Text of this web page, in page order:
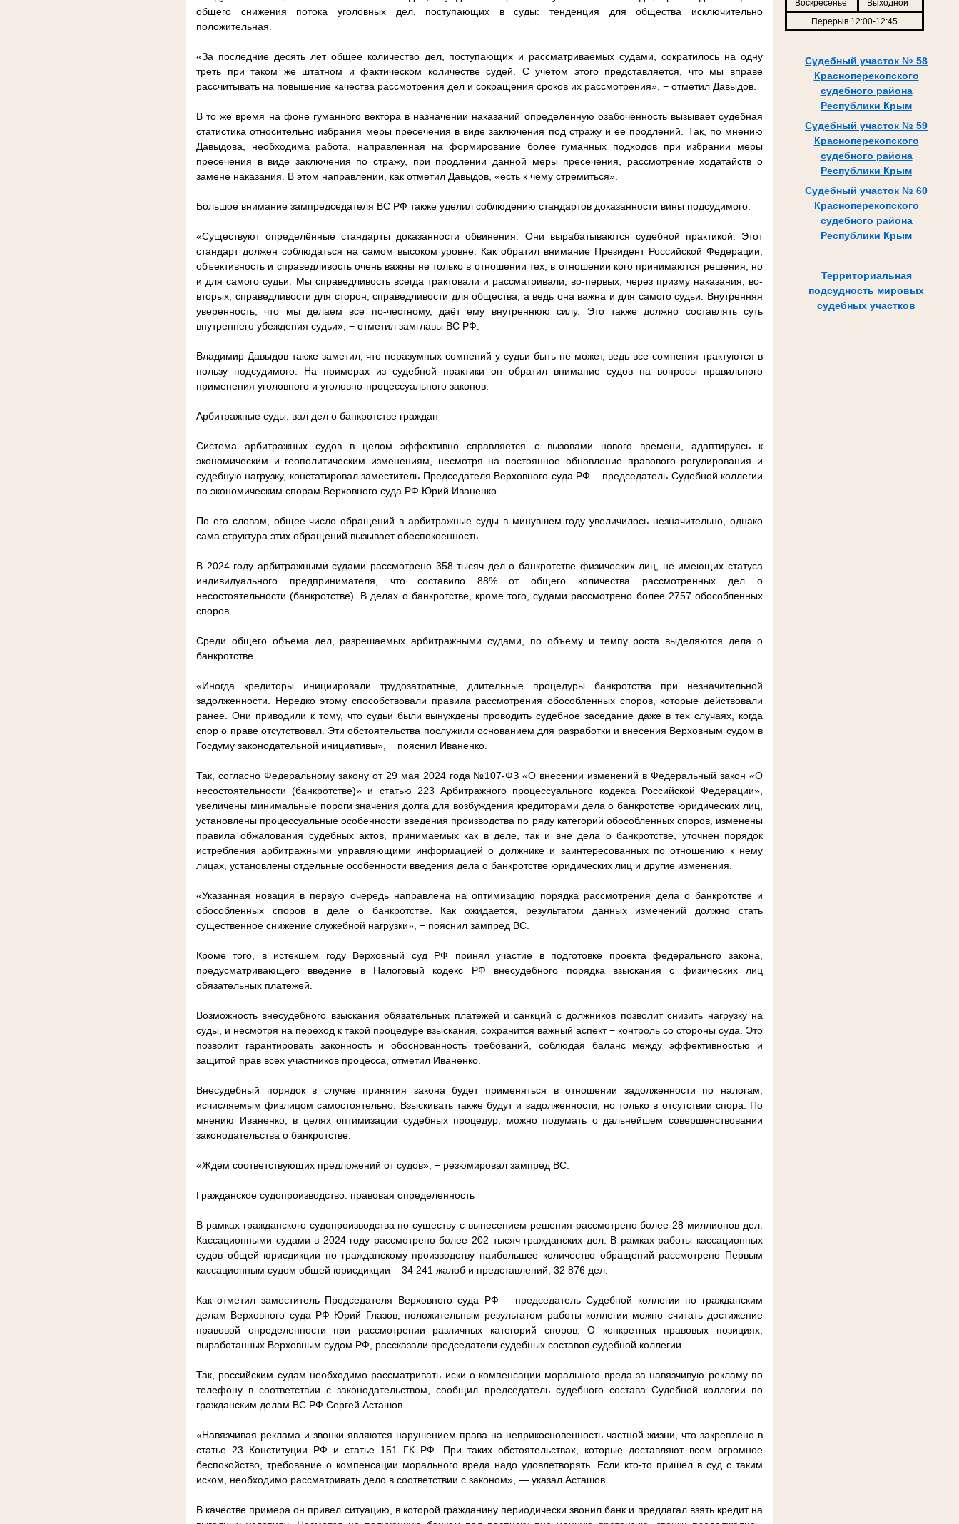
Воскресенье
Выходной
Перерыв 12:00-12:45
Судебный участок № 58
Красноперекопского
судебного района
Республики Крым
Судебный участок № 59
Красноперекопского
судебного района
Республики Крым
Судебный участок № 60
Красноперекопского
судебного района
Республики Крым
Территориальная
подсудность мировых
судебных участков
общего снижения потока уголовных дел, поступающих в суды: тенденция для общества исключительно
положительная.
«За последние десять лет общее количество дел, поступающих и рассматриваемых судами, сократилось на одну
треть при таком же штатном и фактическом количестве судей. С учетом этого представляется, что мы вправе
рассчитывать на повышение качества рассмотрения дел и сокращения сроков их рассмотрения», − отметил Давыдов.
В то же время на фоне гуманного вектора в назначении наказаний определенную озабоченность вызывает судебная
статистика относительно избрания меры пресечения в виде заключения под стражу и ее продлений. Так, по мнению
Давыдова, необходима работа, направленная на формирование более гуманных подходов при избрании меры
пресечения в виде заключения по стражу, при продлении данной меры пресечения, рассмотрение ходатайств о
замене наказания. В этом направлении, как отметил Давыдов, «есть к чему стремиться».
Большое внимание зампредседателя ВС РФ также уделил соблюдению стандартов доказанности вины подсудимого.
«Существуют определённые стандарты доказанности обвинения. Они вырабатываются судебной практикой. Этот
стандарт должен соблюдаться на самом высоком уровне. Как обратил внимание Президент Российской Федерации,
объективность и справедливость очень важны не только в отношении тех, в отношении кого принимаются решения, но
и для самого судьи. Мы справедливость всегда трактовали и рассматривали, во-первых, через призму наказания, во-
вторых, справедливости для сторон, справедливости для общества, а ведь она важна и для самого судьи. Внутренняя
уверенность, что мы делаем все по-честному, даёт ему внутреннюю силу. Это также должно составлять суть
внутреннего убеждения судьи», − отметил замглавы ВС РФ.
Владимир Давыдов также заметил, что неразумных сомнений у судьи быть не может, ведь все сомнения трактуются в
пользу подсудимого. На примерах из судебной практики он обратил внимание судов на вопросы правильного
применения уголовного и уголовно-процессуального законов.
Арбитражные суды: вал дел о банкротстве граждан
Система арбитражных судов в целом эффективно справляется с вызовами нового времени, адаптируясь к
экономическим и геополитическим изменениям, несмотря на постоянное обновление правового регулирования и
судебную нагрузку, констатировал заместитель Председателя Верховного суда РФ – председатель Судебной коллегии
по экономическим спорам Верховного суда РФ Юрий Иваненко.
По его словам, общее число обращений в арбитражные суды в минувшем году увеличилось незначительно, однако
сама структура этих обращений вызывает обеспокоенность.
В 2024 году арбитражными судами рассмотрено 358 тысяч дел о банкротстве физических лиц, не имеющих статуса
индивидуального предпринимателя, что составило 88% от общего количества рассмотренных дел о
несостоятельности (банкротстве). В делах о банкротстве, кроме того, судами рассмотрено более 2757 обособленных
споров.
Среди общего объема дел, разрешаемых арбитражными судами, по объему и темпу роста выделяются дела о
банкротстве.
«Иногда кредиторы инициировали трудозатратные, длительные процедуры банкротства при незначительной
задолженности. Нередко этому способствовали правила рассмотрения обособленных споров, которые действовали
ранее. Они приводили к тому, что судьи были вынуждены проводить судебное заседание даже в тех случаях, когда
спор о праве отсутствовал. Эти обстоятельства послужили основанием для разработки и внесения Верховным судом в
Госдуму законодательной инициативы», − пояснил Иваненко.
Так, согласно Федеральному закону от 29 мая 2024 года №107-ФЗ «О внесении изменений в Федеральный закон «О
несостоятельности (банкротстве)» и статью 223 Арбитражного процессуального кодекса Российской Федерации»,
увеличены минимальные пороги значения долга для возбуждения кредиторами дела о банкротстве юридических лиц,
установлены процессуальные особенности введения производства по ряду категорий обособленных споров, изменены
правила обжалования судебных актов, принимаемых как в деле, так и вне дела о банкротстве, уточнен порядок
истребления арбитражными управляющими информацией о должнике и заинтересованных по отношению к нему
лицах, установлены отдельные особенности введения дела о банкротстве юридических лиц и другие изменения.
«Указанная новация в первую очередь направлена на оптимизацию порядка рассмотрения дела о банкротстве и
обособленных споров в деле о банкротстве. Как ожидается, результатом данных изменений должно стать
существенное снижение служебной нагрузки», − пояснил зампред ВС.
Кроме того, в истекшем году Верховный суд РФ принял участие в подготовке проекта федерального закона,
предусматривающего введение в Налоговый кодекс РФ внесудебного порядка взыскания с физических лиц
обязательных платежей.
Возможность внесудебного взыскания обязательных платежей и санкций с должников позволит снизить нагрузку на
суды, и несмотря на переход к такой процедуре взыскания, сохранится важный аспект − контроль со стороны суда. Это
позволит гарантировать законность и обоснованность требований, соблюдая баланс между эффективностью и
защитой прав всех участников процесса, отметил Иваненко.
Внесудебный порядок в случае принятия закона будет применяться в отношении задолженности по налогам,
исчисляемым физлицом самостоятельно. Взыскивать также будут и задолженности, но только в отсутствии спора. По
мнению Иваненко, в целях оптимизации судебных процедур, можно подумать о дальнейшем совершенствовании
законодательства о банкротстве.
«Ждем соответствующих предложений от судов», − резюмировал зампред ВС.
Гражданское судопроизводство: правовая определенность
В рамках гражданского судопроизводства по существу с вынесением решения рассмотрено более 28 миллионов дел.
Кассационными судами в 2024 году рассмотрено более 202 тысяч гражданских дел. В рамках работы кассационных
судов общей юрисдикции по гражданскому производству наибольшее количество обращений рассмотрено Первым
кассационным судом общей юрисдикции – 34 241 жалоб и представлений, 32 876 дел.
Как отметил заместитель Председателя Верховного суда РФ – председатель Судебной коллегии по гражданским
делам Верховного суда РФ Юрий Глазов, положительным результатом работы коллегии можно считать достижение
правовой определенности при рассмотрении различных категорий споров. О конкретных правовых позициях,
выработанных Верховным судом РФ, рассказали председатели судебных составов судебной коллегии.
Так, российским судам необходимо рассматривать иски о компенсации морального вреда за навязчивую рекламу по
телефону в соответствии с законодательством, сообщил председатель судебного состава Судебной коллегии по
гражданским делам ВС РФ Сергей Асташов.
«Навязчивая реклама и звонки являются нарушением права на неприкосновенность частной жизни, что закреплено в
статье 23 Конституции РФ и статье 151 ГК РФ. При таких обстоятельствах, которые доставляют всем огромное
беспокойство, требование о компенсации морального вреда надо удовлетворять. Если кто-то пришел в суд с таким
иском, необходимо рассматривать дело в соответствии с законом», — указал Асташов.
В качестве примера он привел ситуацию, в которой гражданину периодически звонил банк и предлагал взять кредит на